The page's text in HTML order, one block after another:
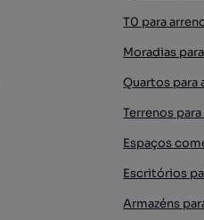
T0 para
Moradias
Quartos para
Terrenos
Espaços
Escritórios
Armazéns